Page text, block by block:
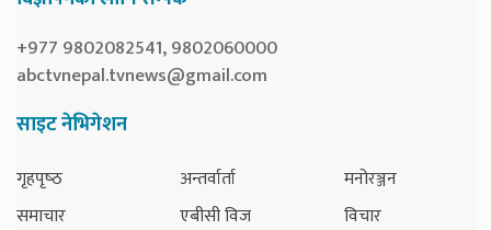
+977 9802082541, 9802060000
abctvnepal.tvnews@gmail.com
साइट नेभिगेशन
गृहपृष्‍ठ
समाचार
अन्तर्वार्ता
एबीसी विज
मनोरञ्जन
विचार